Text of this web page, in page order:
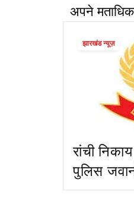
अपने
झारखंड न्यूज़
रांची निकाय चुनाव
पुलिस
से रखी